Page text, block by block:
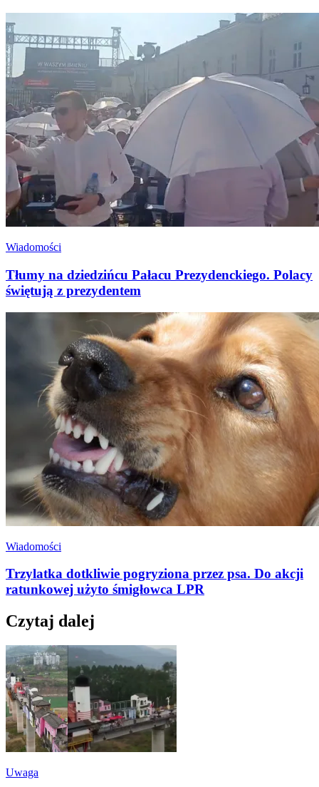
Wiadomości
Tłumy na dziedzińcu Pałacu Prezydenckiego. Polacy
świętują z prezydentem
Wiadomości
Trzylatka dotkliwie pogryziona przez psa. Do akcji
ratunkowej użyto śmigłowca LPR
Czytaj dalej
Uwaga